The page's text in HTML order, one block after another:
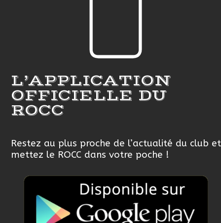
L’APPLICATION
OFFICIELLE DU
ROCC
Restez au plus proche de l’actualité du club et
mettez le ROCC dans votre poche !